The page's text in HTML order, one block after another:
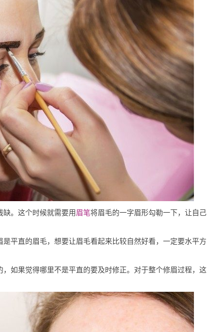
。这个时候就需要用眉笔将眉毛的一字眉形勾勒一下，让自己
平直的眉毛，想要让眉毛看起来比较自然好看，一定要水平方
如果觉得哪里不是平直的要及时修正。对于整个修眉过程，这